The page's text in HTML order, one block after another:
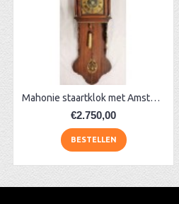
Mahonie staartklok met Amsterdamse kap
€2.750,00
BESTELLEN